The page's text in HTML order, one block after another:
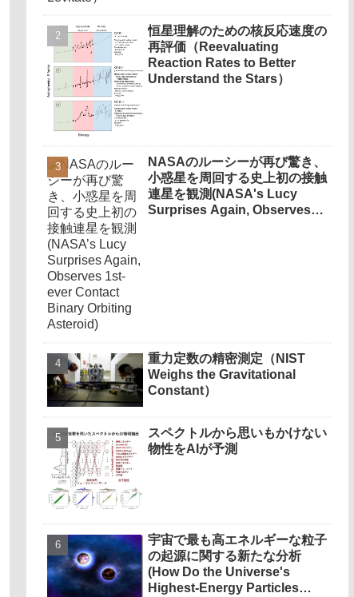
恒星理解のための核反応速度の
再評価（Reevaluating
Reaction Rates to Better
Understand the Stars）
NASAのルーシーが再び驚き、
小惑星を周回する史上初の接触
連星を観測(NASA's Lucy
Surprises Again, Observes
重力定数の精密測定（NIST
Weighs the Gravitational
Constant）
スペクトルから思いもかけない
物性をAIが予測
宇宙で最も高エネルギーな粒子
の起源に関する新たな分析
(How Do the Universe's
Highest-Energy Particles